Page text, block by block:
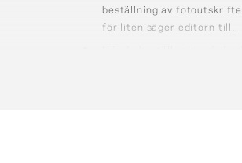
beställning av
för liten säger editorn till.
När du beställer kan du